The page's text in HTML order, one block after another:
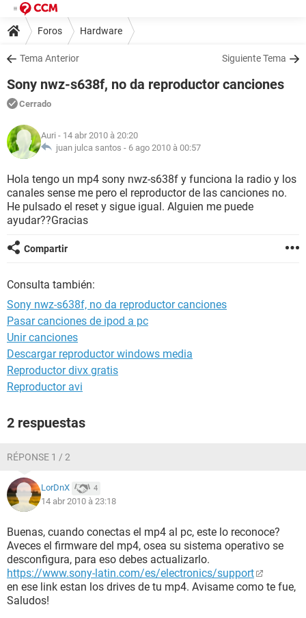
Foros Hardware
Tema Anterior Siguiente Tema
Sony nwz-s638f, no da reproductor canciones
Cerrado
Auri - 14 abr 2010 à 20:20
juan julca santos - 6 ago 2010 à 00:57
Hola tengo un mp4 sony nwz-s638f y funciona la radio y los
canales sense me pero el reproductor de las canciones no.
He pulsado el reset y sigue igual. Alguien me puede
ayudar??Gracias
Compartir
Consulta también:
Sony nwz-s638f, no da reproductor canciones
Pasar canciones de ipod a pc
Unir canciones
Descargar reproductor windows media
Reproductor divx gratis
Reproductor avi
2 respuestas
RÉPONSE 1 / 2
LorDnX 4
14 abr 2010 à 23:18
Buenas, cuando conectas el mp4 al pc, este lo reconoce?
Aveces el firmware del mp4, osea su sistema operativo se
desconfigura, para eso debes actualizarlo.
https://www.sony-latin.com/es/electronics/support
en ese link estan los drives de tu mp4. Avisame como te fue,
Saludos!